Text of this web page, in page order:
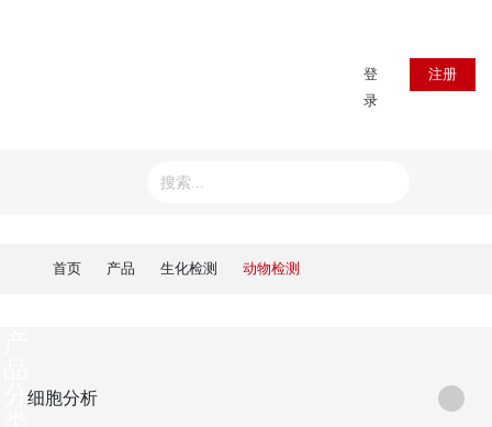
登
录
注册
首页 产品 生化检测 动物检测
细胞分析